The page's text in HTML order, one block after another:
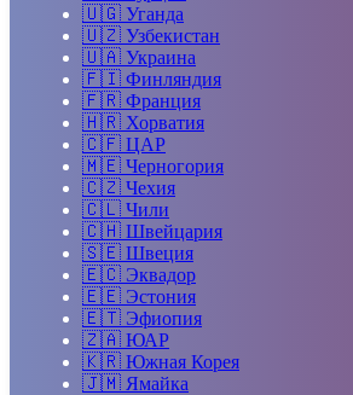
🇺🇬 Уганда
🇺🇿 Узбекистан
🇺🇦 Украина
🇫🇮 Финляндия
🇫🇷 Франция
🇭🇷 Хорватия
🇨🇫 ЦАР
🇲🇪 Черногория
🇨🇿 Чехия
🇨🇱 Чили
🇨🇭 Швейцария
🇸🇪 Швеция
🇪🇨 Эквадор
🇪🇪 Эстония
🇪🇹 Эфиопия
🇿🇦 ЮАР
🇰🇷 Южная Корея
🇯🇲 Ямайка